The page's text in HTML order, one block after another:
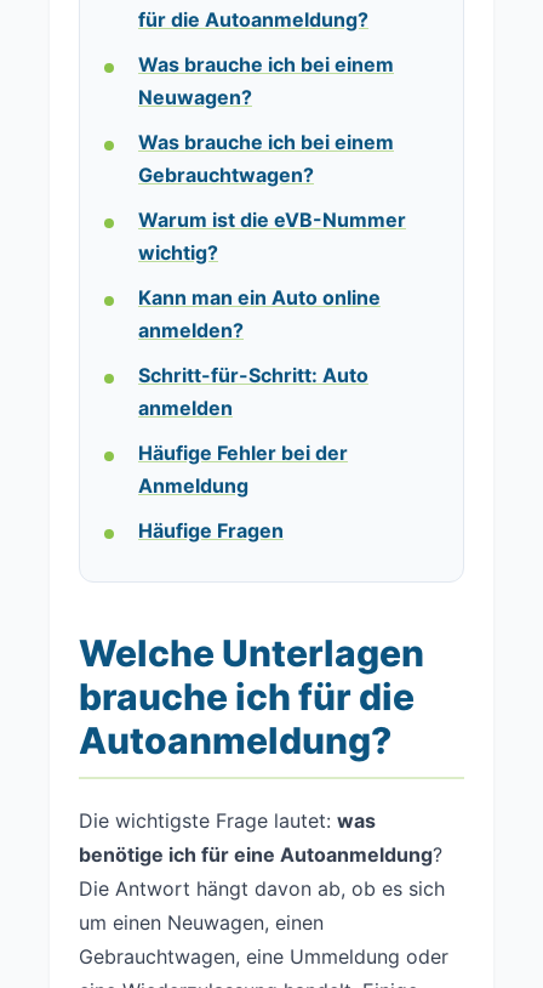
für die Autoanmeldung?
Was brauche ich bei einem
Neuwagen?
Was brauche ich bei einem
Gebrauchtwagen?
Warum ist die eVB-Nummer
wichtig?
Kann man ein Auto online
anmelden?
Schritt-für-Schritt: Auto
anmelden
Häufige Fehler bei der
Anmeldung
Häufige Fragen
Welche Unterlagen
brauche ich für die
Autoanmeldung?
Die wichtigste Frage lautet: was
benötige ich für eine Autoanmeldung?
Die Antwort hängt davon ab, ob es sich
um einen Neuwagen, einen
Gebrauchtwagen, eine Ummeldung oder